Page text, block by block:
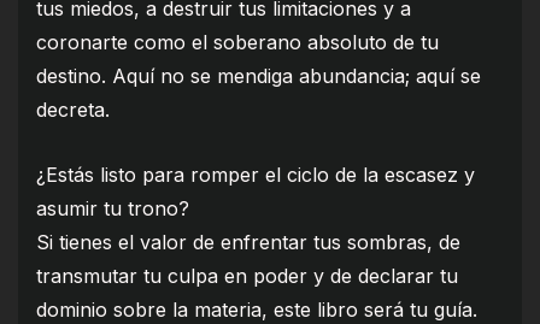
tus miedos, a destruir tus limitaciones y a
coronarte como el soberano absoluto de tu
destino. Aquí no se mendiga abundancia; aquí se
decreta.
¿Estás listo para romper el ciclo de la escasez y
asumir tu trono?
Si tienes el valor de enfrentar tus sombras, de
transmutar tu culpa en poder y de declarar tu
dominio sobre la materia, este libro será tu guía.